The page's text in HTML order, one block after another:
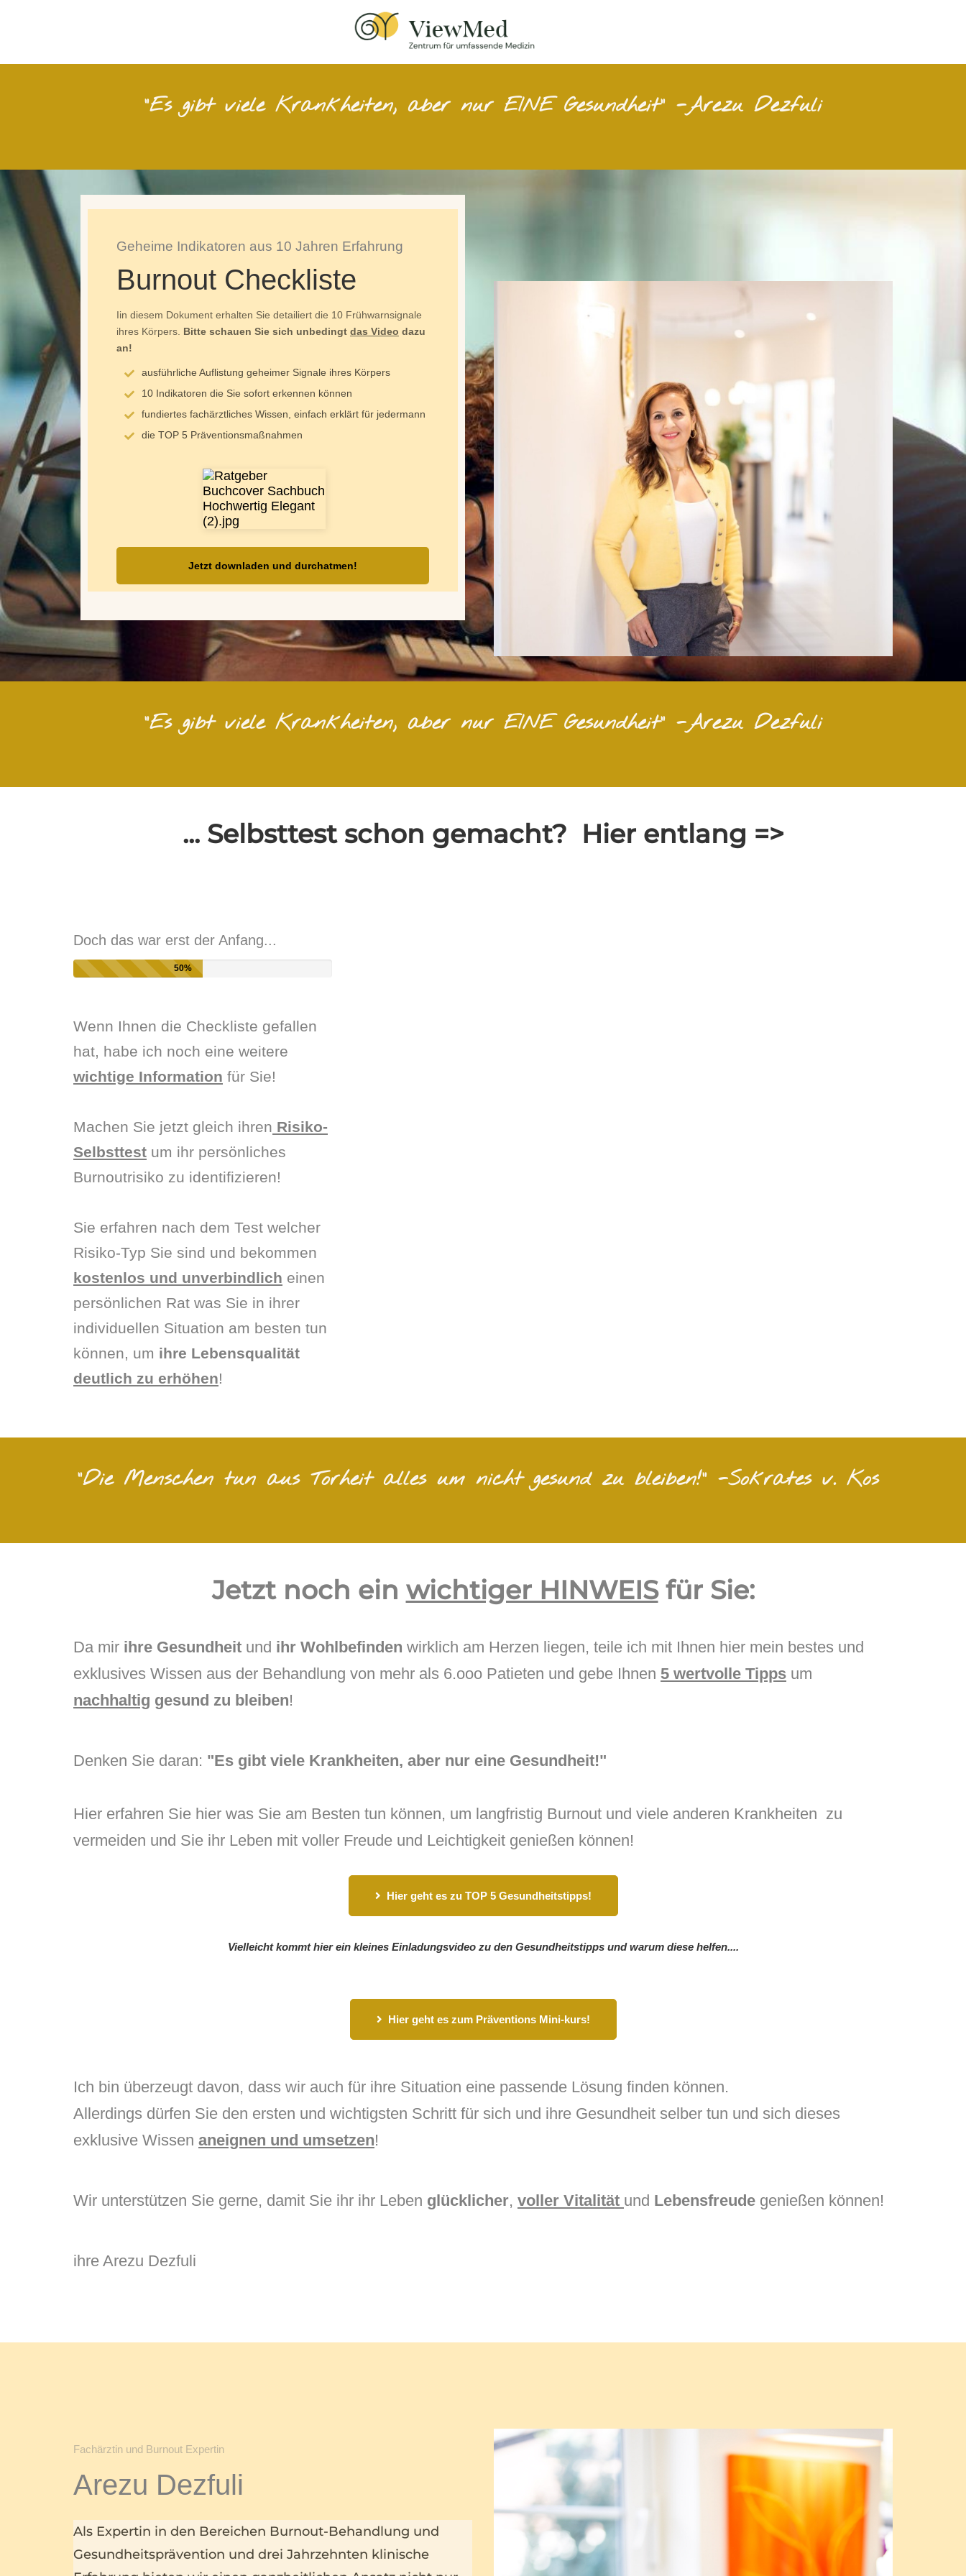
"Es gibt viele Krankheiten, aber nur EINE Gesundheit" -Arezu Dezfuli
Geheime Indikatoren aus 10 Jahren Erfahrung
Burnout Checkliste
Iin diesem Dokument erhalten Sie detailiert die 10 Frühwarnsignale
ihres Körpers. Bitte schauen Sie sich unbedingt das Video dazu
an!
ausführliche Auflistung geheimer Signale ihres Körpers
10 Indikatoren die Sie sofort erkennen können
fundiertes fachärztliches Wissen, einfach erklärt für jedermann
die TOP 5 Präventionsmaßnahmen
Jetzt downladen und durchatmen!
"Es gibt viele Krankheiten, aber nur EINE Gesundheit" -Arezu Dezfuli
... Selbsttest schon gemacht? Hier entlang =>
Doch das war erst der Anfang...
50%
Wenn Ihnen die Checkliste gefallen
hat, habe ich noch eine weitere
wichtige Information für Sie!
Machen Sie jetzt gleich ihren Risiko-
Selbsttest um ihr persönliches
Burnoutrisiko zu identifizieren!
Sie erfahren nach dem Test welcher
Risiko-Typ Sie sind und bekommen
kostenlos und unverbindlich einen
persönlichen Rat was Sie in ihrer
individuellen Situation am besten tun
können, um ihre Lebensqualität
deutlich zu erhöhen!
"Die Menschen tun aus Torheit alles um nicht gesund zu bleiben!" -Sokrates v. Kos
Jetzt noch ein wichtiger HINWEISfür Sie:
Da mir ihre Gesundheit und ihr Wohlbefinden wirklich am Herzen liegen, teile ich mit Ihnen hier mein bestes und
exklusives Wissen aus der Behandlung von mehr als 6.ooo Patieten und gebe Ihnen 5 wertvolle Tipps um
nachhaltig gesund zu bleiben!
Denken Sie daran: "Es gibt viele Krankheiten, aber nur eine Gesundheit!"
Hier erfahren Sie hier was Sie am Besten tun können, um langfristig Burnout und viele anderen Krankheiten zu
vermeiden und Sie ihr Leben mit voller Freude und Leichtigkeit genießen können!
Hier geht es zu TOP 5 Gesundheitstipps!
Vielleicht kommt hier ein kleines Einladungsvideo zu den Gesundheitstipps und warum diese helfen....
Hier geht es zum Präventions Mini-kurs!
Ich bin überzeugt davon, dass wir auch für ihre Situation eine passende Lösung finden können.
Allerdings dürfen Sie den ersten und wichtigsten Schritt für sich und ihre Gesundheit selber tun und sich dieses
exklusive Wissen aneignen und umsetzen!
Wir unterstützen Sie gerne, damit Sie ihr ihr Leben glücklicher, voller Vitalität und Lebensfreude genießen können!
ihre Arezu Dezfuli
Fachärztin und Burnout Expertin
Arezu Dezfuli
Als Expertin in den Bereichen Burnout-Behandlung und
Gesundheitsprävention und drei Jahrzehnten klinische